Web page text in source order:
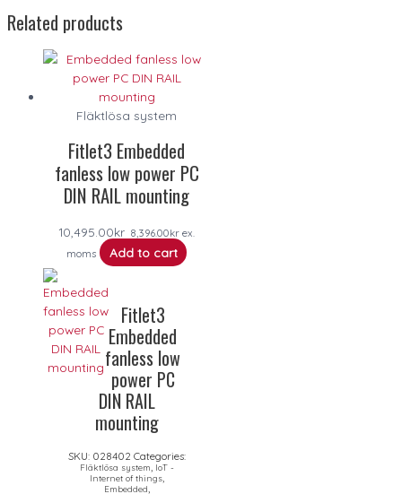
Related products
Fläktlösa system
Fitlet3 Embedded
fanless low power PC
DIN RAIL mounting
10,495.00kr 8,396.00kr ex.
moms
Add to cart
Fitlet3
Embedded
fanless low
power PC
DIN RAIL
mounting
SKU: 028402 Categories:
Fläktlösa system IoT -
Internet of things,
Embedded